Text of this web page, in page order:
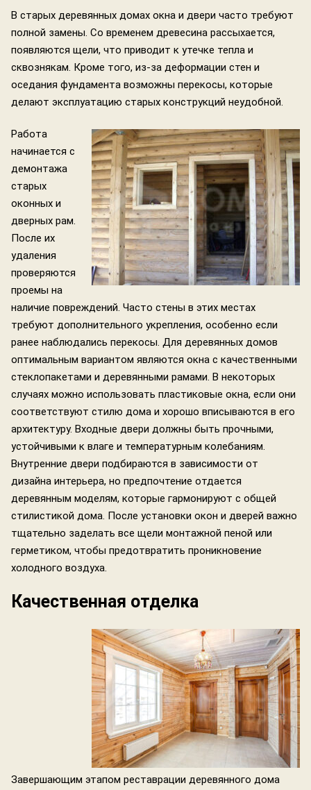
В старых деревянных домах окна и двери часто требуют
полной замены. Со временем древесина рассыхается,
появляются щели, что приводит к утечке тепла и
сквознякам. Кроме того, из-за деформации стен и
оседания фундамента возможны перекосы, которые
делают эксплуатацию старых конструкций неудобной.
Работа
начинается с
демонтажа
старых
оконных и
дверных рам.
После их
удаления
проверяются
проемы на
наличие повреждений. Часто стены в этих местах
требуют дополнительного укрепления, особенно если
ранее наблюдались перекосы. Для деревянных домов
оптимальным вариантом являются окна с качественными
стеклопакетами и деревянными рамами. В некоторых
случаях можно использовать пластиковые окна, если они
соответствуют стилю дома и хорошо вписываются в его
архитектуру. Входные двери должны быть прочными,
устойчивыми к влаге и температурным колебаниям.
Внутренние двери подбираются в зависимости от
дизайна интерьера, но предпочтение отдается
деревянным моделям, которые гармонируют с общей
стилистикой дома. После установки окон и дверей важно
тщательно заделать все щели монтажной пеной или
герметиком, чтобы предотвратить проникновение
холодного воздуха.
Качественная отделка
Завершающим этапом реставрации деревянного дома